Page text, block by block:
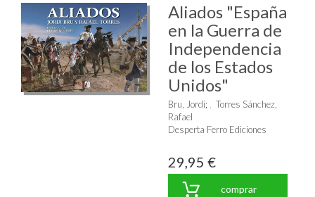
Aliados "España
en la Guerra de
Independencia
de los Estados
Unidos"
Bru, Jordi;
Torres Sánchez,
Rafael
Desperta Ferro Ediciones
29,95 €
comprar